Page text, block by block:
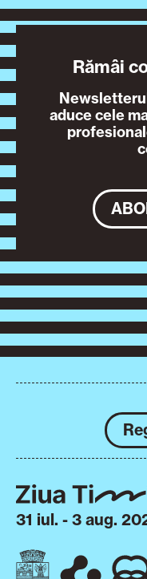
Rămâi
aduce cele
31 iul. - 3 aug.